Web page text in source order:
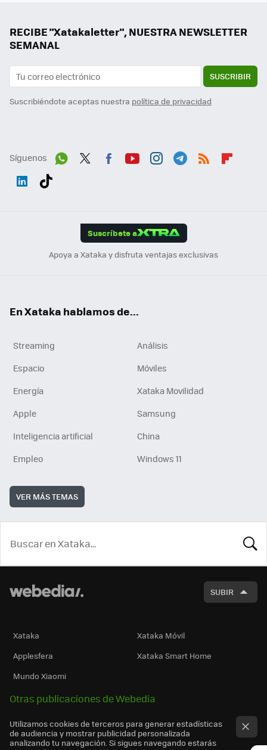
RECIBE "Xatakaletter", NUESTRA NEWSLETTER
SEMANAL
SUSCRIBIR
Suscribiéndote aceptas nuestra política de privacidad
Síguenos
Suscríbete a
Apoya a Xataka y disfruta ventajas exclusivas
En Xataka hablamos de...
Streaming
Análisis
Espacio
Móviles
Energía
Xataka Movilidad
Apple
Samsung
Inteligencia artificial
China
Empleo
Windows 11
VER MÁS TEMAS
SUBIR
Xataka
Xataka Móvil
Applesfera
Xataka Smart Home
Mundo Xiaomi
Otras publicaciones de Webedia
Utilizamos cookies de terceros para generar estadísticas
de audiencia y mostrar publicidad personalizada
analizando tu navegación. Si sigues navegando estarás